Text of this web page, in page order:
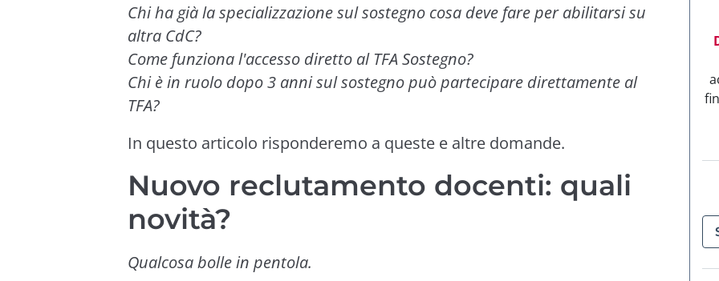
Chi ha già la specializzazione sul sostegno cosa deve fare per abilitarsi su
altra CdC?
Come funziona l'accesso diretto al TFA Sostegno?
Chi è in ruolo dopo 3 anni sul sostegno può partecipare direttamente al
TFA?
In questo articolo risponderemo a queste e altre domande.
Nuovo reclutamento docenti: quali
novità?
Qualcosa bolle in pentola.